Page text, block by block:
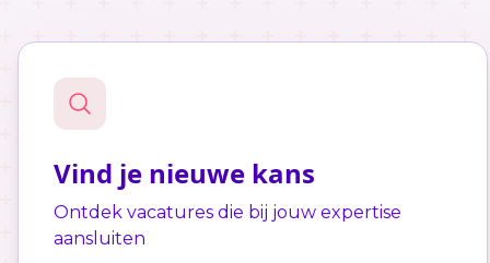
Vind je nieuwe kans
Ontdek vacatures die bij jouw expertise
aansluiten